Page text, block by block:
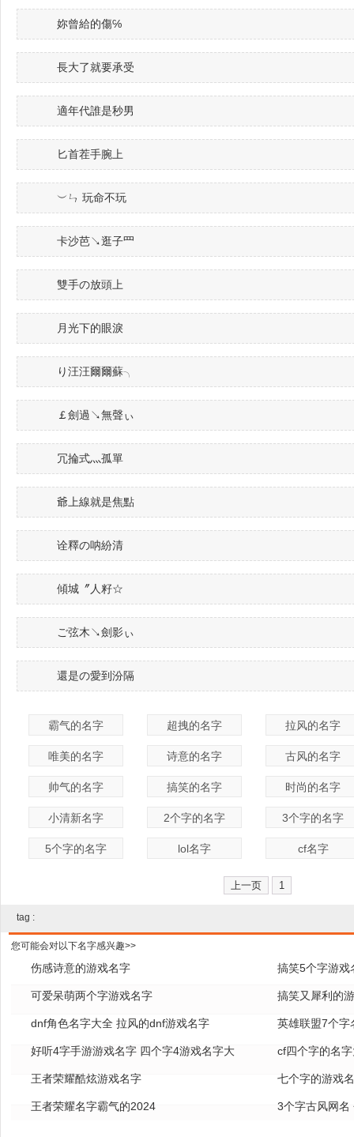
妳曾給的傷℅
長大了就要承受
適年代誰是秒男
匕首茬手腕上
︶ㄣ 玩命不玩
卡沙芭↘逛子罒
雙手の放頭上
月光下的眼淚ゝ
り汪汪爾爾蘇╮
￡劍過↘無聲ぃ
冗掄式灬孤單
爺上線就是焦點
诠釋の呐紛清
傾城〞人籽☆
ご弦木↘劍影ぃ
還是の愛到汾隔
霸气的名字 超拽的名字 拉风的名字
唯美的名字 诗意的名字 古风的名字
帅气的名字 搞笑的名字 时尚的名字
小清新名字 2个字的名字 3个字的名字
5个字的名字 lol名字 cf名字
上一页 1
tag :
您可能会对以下名字感兴趣>>
伤感诗意的游戏名字 搞笑5个字游戏
可爱呆萌两个字游戏名字 搞笑又犀利的
dnf角色名字大全 拉风的dnf游戏名字 英雄联盟7个字
好听4字手游游戏名字 四个字4游戏名字大
全
cf四个字的名
王者荣耀酷炫游戏名字 七个字的游戏
王者荣耀名字霸气的2024 3个字古风网名